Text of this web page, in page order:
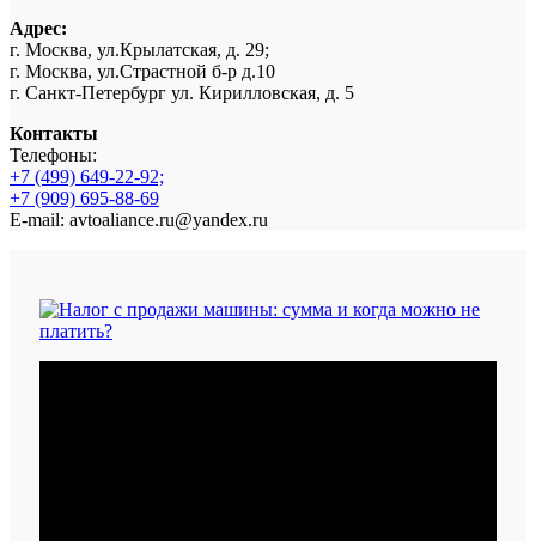
Адрес:
г. Москва, ул.Крылатская, д. 29;
г. Москва, ул.Страстной б-р д.10
г. Санкт-Петербург ул. Кирилловская, д. 5
Контакты
Телефоны:
+7 (499) 649-22-92;
+7 (909) 695-88-69
E-mail: avtoaliance.ru@yandex.ru